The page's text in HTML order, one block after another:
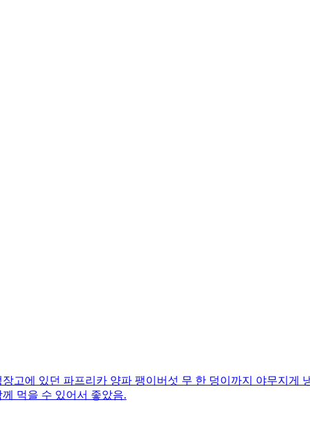
고에 있던 파프리카 양파 팽이버섯 무 한 덩이까지 야무지게
먹을 수 있어서 좋았음.